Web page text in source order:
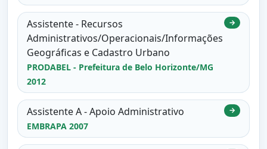
Assistente - Recursos
Administrativos/Operacionais/Informações
Geográficas e Cadastro Urbano
PRODABEL - Prefeitura de Belo Horizonte/MG
2012
→
Assistente A - Apoio Administrativo
EMBRAPA 2007
→